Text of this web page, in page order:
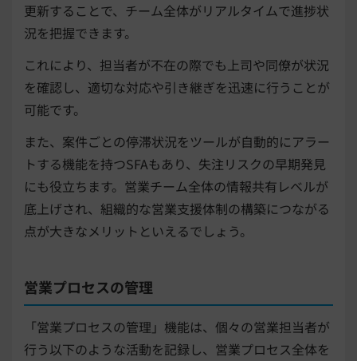
更新することで、チーム全体がリアルタイムで進捗状
況を把握できます。
これにより、担当者が不在の際でも上司や同僚が状況
を確認し、適切な対応や引き継ぎを迅速に行うことが
可能です。
また、案件ごとの停滞状況をツールが自動的にアラー
トする機能を持つSFAもあり、失注リスクの早期発見
にも役立ちます。営業チーム全体の情報共有レベルが
底上げされ、組織的な営業支援体制の構築につながる
点が大きなメリットといえるでしょう。
営業プロセスの管理
「営業プロセスの管理」機能は、個々の営業担当者が
行う以下のような活動を記録し、営業プロセス全体を